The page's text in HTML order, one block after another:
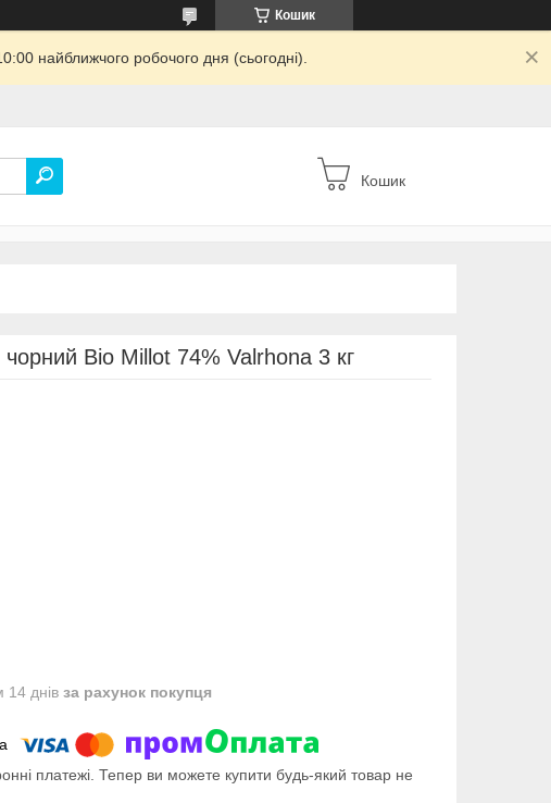
Кошик
найближчого робочого дня (сьогодні).
Кошик
Bio Millot 74% Valrhona 3 кг
14 днів за рахунок покупця
платежі. Тепер ви можете купити будь-який товар не